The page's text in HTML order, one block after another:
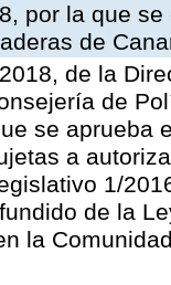
por la que
de
de la
de
se aprueba
a
1/
de la
la